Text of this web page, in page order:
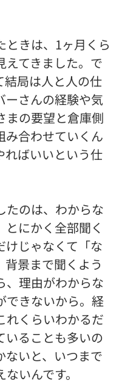
ときは、1ヶ月くら
えてきました。で
結局は人と人の仕
ーさんの経験や気
まの要望と倉庫側
み合わせていくん
ればいいという仕
たのは、わからな
にかく全部聞く
けじゃなくて「な
景まで聞くよう
、理由がわからな
できないから。経
れくらいわかるだ
いることも多いの
ないと、いつまで
いんです。